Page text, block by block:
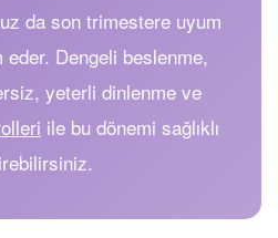
da son trimestere uyum
Dengeli beslenme,
yeterli dinlenme ve
ile bu dönemi sağlıklı